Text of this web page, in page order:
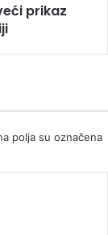
prikaz
polja su označena